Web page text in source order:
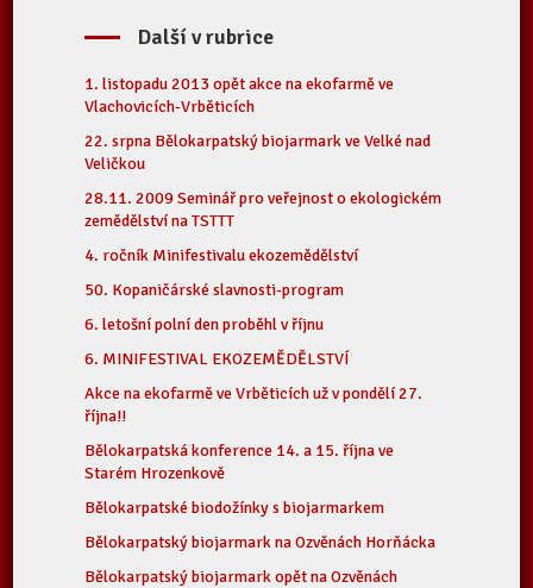
Další v rubrice
1. listopadu 2013 opět akce na ekofarmě ve
Vlachovicích-Vrběticích
22. srpna Bělokarpatský biojarmark ve Velké nad
Veličkou
28.11. 2009 Seminář pro veřejnost o ekologickém
zemědělství na TSTTT
4. ročník Minifestivalu ekozemědělství
50. Kopaničárské slavnosti-program
6. letošní polní den proběhl v říjnu
6. MINIFESTIVAL EKOZEMĚDĚLSTVÍ
Akce na ekofarmě ve Vrběticích už v pondělí 27.
října!!
Bělokarpatská konference 14. a 15. října ve
Starém Hrozenkově
Bělokarpatské biodožínky s biojarmarkem
Bělokarpatský biojarmark na Ozvěnách Horňácka
Bělokarpatský biojarmark opět na Ozvěnách